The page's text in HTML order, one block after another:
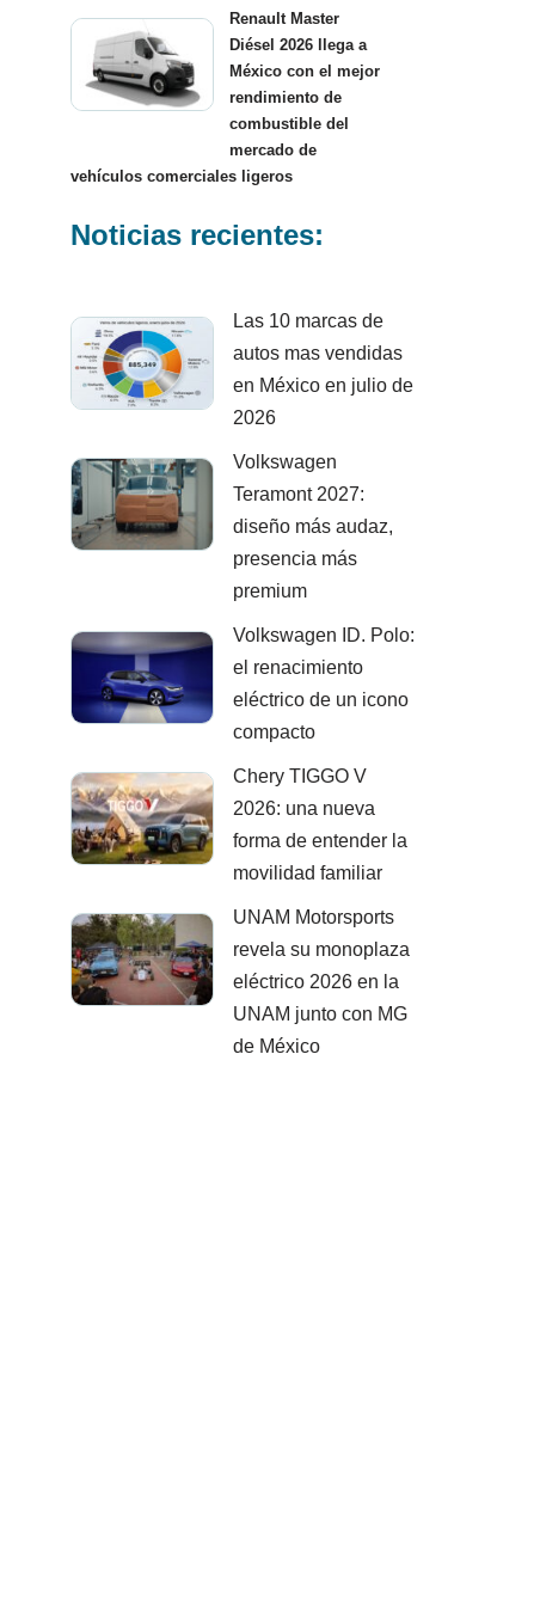
Renault Master
Diésel 2026 llega a
México con el mejor
rendimiento de
combustible del
mercado de
vehículos comerciales ligeros
Noticias recientes:
Las 10 marcas de
autos mas vendidas
en México en julio de
2026
Volkswagen
Teramont 2027:
diseño más audaz,
presencia más
premium
Volkswagen ID. Polo:
el renacimiento
eléctrico de un icono
compacto
Chery TIGGO V
2026: una nueva
forma de entender la
movilidad familiar
UNAM Motorsports
revela su monoplaza
eléctrico 2026 en la
UNAM junto con MG
de México